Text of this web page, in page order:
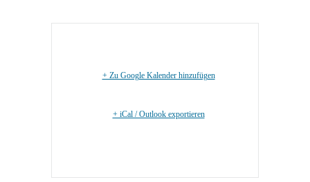
+ Zu Google Kalender hinzufügen
+ iCal / Outlook exportieren